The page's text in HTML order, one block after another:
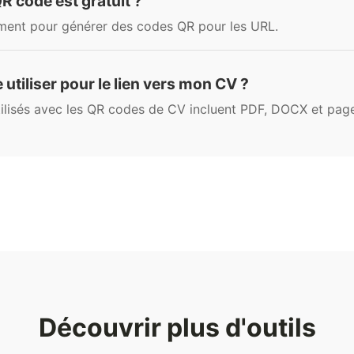
pour générer des codes QR pour les URL.
pour le lien vers mon CV ?
avec les QR codes de CV incluent PDF, DOCX et
Découvrir plus d'outils